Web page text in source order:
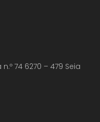
74 6270 – 479 Seia